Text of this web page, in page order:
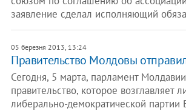
заявление сделал исполняющий
05 березня 2013, 13:24
Правительство Молдовы
Сегодня, 5 марта, парламент
правительство, которое возглавляет
либерально-демократической